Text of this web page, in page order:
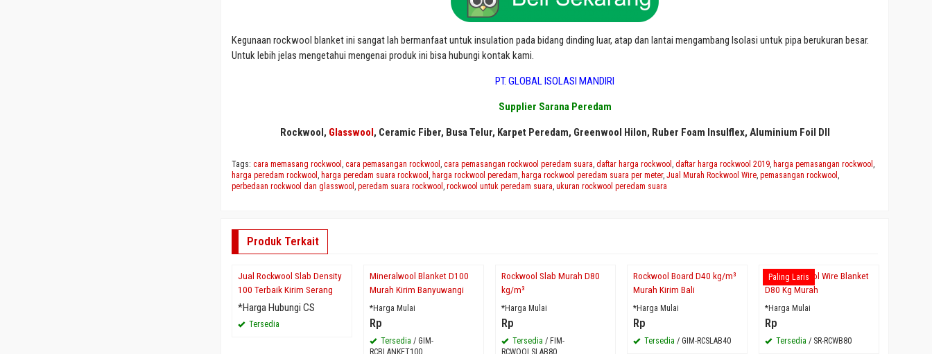
Kegunaan rockwool blanket ini sangat lah bermanfaat untuk insulation pada bidang dinding luar, atap dan lantai mengambang Isolasi untuk pipa berukuran besar.
Untuk lebih jelas mengetahui mengenai produk ini bisa hubungi kontak kami.
PT. GLOBAL ISOLASI MANDIRI
Supplier Sarana Peredam
Rockwool, Glasswool, Ceramic Fiber, Busa Telur, Karpet Peredam, Greenwool Hilon, Ruber Foam Insulflex, Aluminium Foil Dll
Tags:cara memasang rockwool ,cara pemasangan rockwool ,cara pemasangan rockwool peredam suara,daftar harga rockwool ,daftar harga rockwool 2019, harga pemasangan rockwool ,
harga peredam rockwool , harga peredam suara rockwool , harga rockwool peredam, harga rockwool peredam suara per meter,Jual Murah Rockwool Wire,pemasangan rockwool ,
perbedaan rockwool dan glasswool ,peredam suara rockwool ,rockwool untuk peredam suara,ukuran rockwool peredam suara
Produk Terkait
Jual Rockwool Slab Density
100 Terbaik Kirim Serang
*Harga Hubungi CS
Tersedia
Mineralwool Blanket D100
Murah Kirim Banyuwangi
*Harga Mulai
Rp
Tersedia / GIM-
RCBLANKET100
Rockwool Slab Murah D80
kg/m³
*Harga Mulai
Rp
Tersedia / FIM-
RCWOOLSLAB80
Rockwool Board D40 kg/m³
Murah Kirim Bali
*Harga Mulai
Rp
Tersedia / GIM-RCSLAB40
Paling Laris
Jual Rockwool Wire Blanket
D80 Kg Murah
*Harga Mulai
Rp
Tersedia / SR-RCWB80